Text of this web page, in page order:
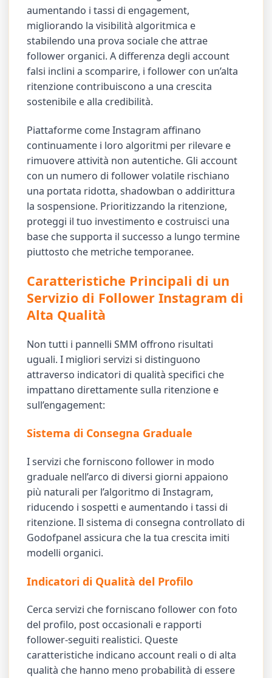
aumentando i tassi di engagement,
migliorando la visibilità algoritmica e
stabilendo una prova sociale che attrae
follower organici. A differenza degli account
falsi inclini a scomparire, i follower con un’alta
ritenzione contribuiscono a una crescita
sostenibile e alla credibilità.
Piattaforme come Instagram affinano
continuamente i loro algoritmi per rilevare e
rimuovere attività non autentiche. Gli account
con un numero di follower volatile rischiano
una portata ridotta, shadowban o addirittura
la sospensione. Prioritizzando la ritenzione,
proteggi il tuo investimento e costruisci una
base che supporta il successo a lungo termine
piuttosto che metriche temporanee.
Caratteristiche Principali di un
Servizio di Follower Instagram di
Alta Qualità
Non tutti i pannelli SMM offrono risultati
uguali. I migliori servizi si distinguono
attraverso indicatori di qualità specifici che
impattano direttamente sulla ritenzione e
sull’engagement:
Sistema di Consegna Graduale
I servizi che forniscono follower in modo
graduale nell’arco di diversi giorni appaiono
più naturali per l’algoritmo di Instagram,
riducendo i sospetti e aumentando i tassi di
ritenzione. Il sistema di consegna controllato di
Godofpanel assicura che la tua crescita imiti
modelli organici.
Indicatori di Qualità del Profilo
Cerca servizi che forniscano follower con foto
del profilo, post occasionali e rapporti
follower-seguiti realistici. Queste
caratteristiche indicano account reali o di alta
qualità che hanno meno probabilità di essere